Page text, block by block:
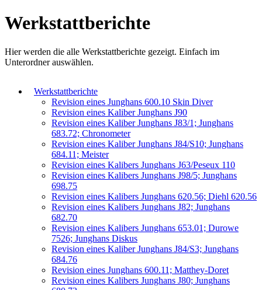
Werkstattberichte
Hier werden die alle Werkstattberichte gezeigt. Einfach im
Unterordner auswählen.
Werkstattberichte
Revision eines Junghans 600.10 Skin Diver
Revision eines Kaliber Junghans J90
Revision eines Kaliber Junghans J83/1; Junghans
683.72; Chronometer
Revision eines Kaliber Junghans J84/S10; Junghans
684.11; Meister
Revision eines Kalibers Junghans J63/Peseux 110
Revision eines Kalibers Junghans J98/5; Junghans
698.75
Revision eines Kalibers Junghans 620.56; Diehl 620.56
Revision eines Kalibers Junghans J82; Junghans
682.70
Revision eines Kalibers Junghans 653.01; Durowe
7526; Junghans Diskus
Revision eines Kaliber Junghans J84/S3; Junghans
684.76
Revision eines Junghans 600.11; Matthey-Doret
Revision eines Kalibers Junghans J80; Junghans